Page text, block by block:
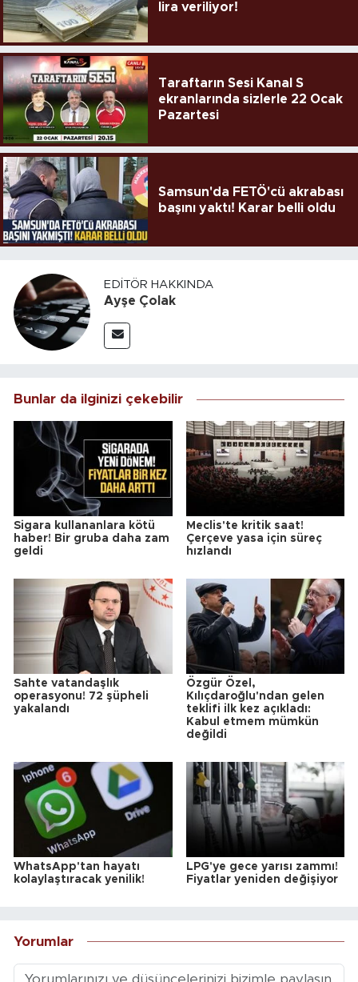
lira veriliyor!
Taraftarın Sesi Kanal S
ekranlarında sizlerle 22 Ocak
Pazartesi
Samsun'da FETÖ'cü akrabası
başını yaktı! Karar belli oldu
EDITÖR HAKKINDA
Ayşe Çolak
Bunlar da ilginizi çekebilir
Sigara kullananlara kötü
haber! Bir gruba daha zam
geldi
Meclis'te kritik saat!
Çerçeve yasa için süreç
hızlandı
Sahte vatandaşlık
operasyonu! 72 şüpheli
yakalandı
Özgür Özel,
Kılıçdaroğlu'ndan gelen
teklifi ilk kez açıkladı:
Kabul etmem mümkün
değildi
WhatsApp'tan hayatı
kolaylaştıracak yenilik!
LPG'ye gece yarısı zammı!
Fiyatlar yeniden değişiyor
Yorumlar